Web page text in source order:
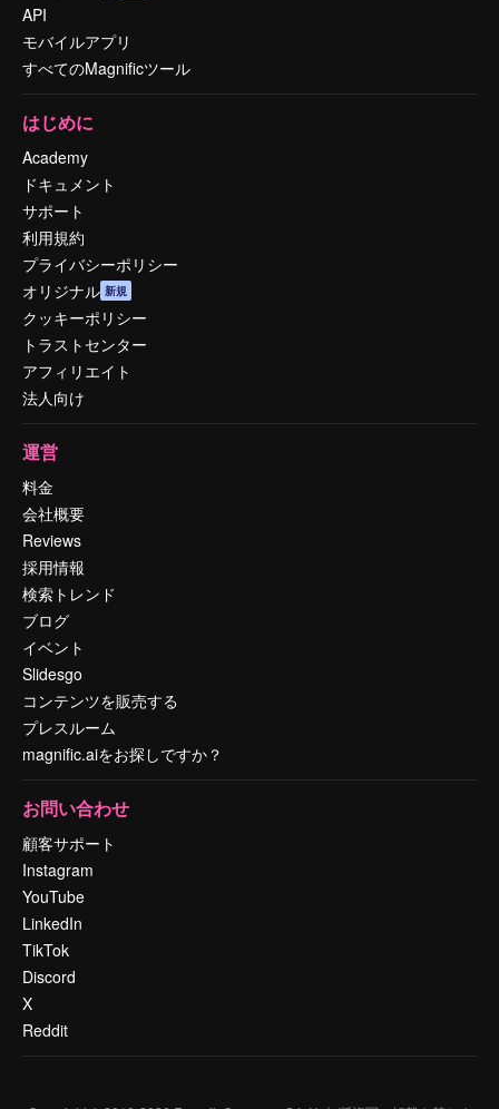
API
モバイルアプリ
すべてのMagnificツール
はじめに
Academy
ドキュメント
サポート
利用規約
プライバシーポリシー
オリジナル 新規
クッキーポリシー
トラストセンター
アフィリエイト
法人向け
運営
料金
会社概要
Reviews
採用情報
検索トレンド
ブログ
イベント
Slidesgo
コンテンツを販売する
プレスルーム
magnific.aiをお探しですか？
お問い合わせ
顧客サポート
Instagram
YouTube
LinkedIn
TikTok
Discord
X
Reddit